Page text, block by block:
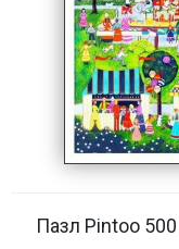
Пазл Pintoo